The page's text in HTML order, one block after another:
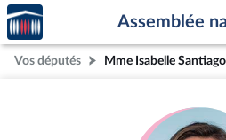
Aller au contenu
Aller en bas de la page
Accèder
à la
page
d'accueil
Assemblée
Vos députés